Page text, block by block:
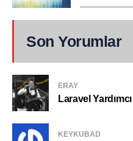
Son Yorumlar
ERAY
Laravel
KEYKUBAD